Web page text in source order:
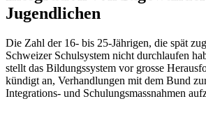
Jugendlichen
Die Zahl der 16- bis 25-Jährigen, die spät
Schweizer Schulsystem nicht durchlaufen
stellt das Bildungssystem vor grosse
kündigt an, Verhandlungen mit dem Bund
Integrations- und Schulungsmassnahmen